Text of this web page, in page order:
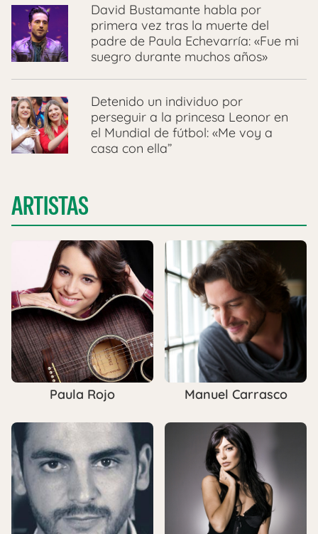
David Bustamante habla por
primera vez tras la muerte del
padre de Paula Echevarría: «Fue mi
suegro durante muchos años»
Detenido un individuo por
perseguir a la princesa Leonor en
el Mundial de fútbol: «Me voy a
casa con ella”
ARTISTAS
Paula Rojo Manuel Carrasco